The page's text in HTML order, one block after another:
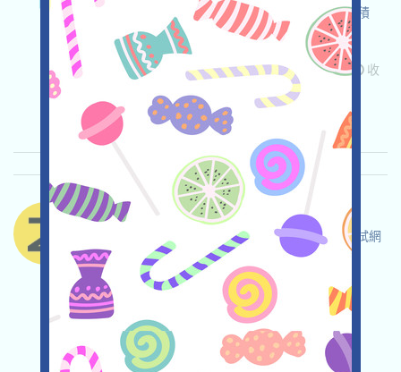
目，打开活动页面，登入，完成各项任务，積纍積
分，邀请获得更多！
关联:需申请 ETH/ERC/EVM Mail 邀请
收
录时间: 2025/07/09
重要程度: ★★☆2.7 查阅详情
ZamaAi-ZAMA 语言：
ZAMA正在進行測試網，打开活动页面，完成測試網
交互，博取或有的空投！
关联: 需申请 ETH/ERC/EVM
收录时间:
2025/07/09
重要程度:★★☆ 2.6 查阅详情